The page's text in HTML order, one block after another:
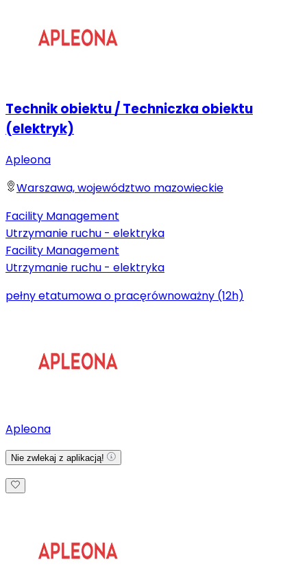
Technik obiektu / Techniczka obiektu
(elektryk)
Apleona
Warszawa, województwo mazowieckie
Facility Management
Utrzymanie ruchu - elektryka
Facility Management
Utrzymanie ruchu - elektryka
pełny etatumowa o pracęrównoważny (12h)
Apleona
Nie zwlekaj z aplikacją!